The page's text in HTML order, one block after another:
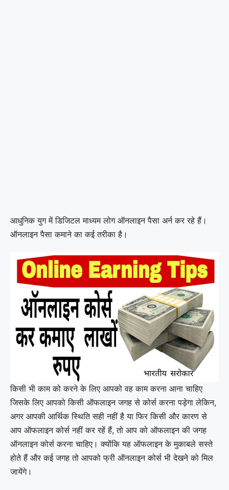
आधुनिक युग में डिजिटल माध्यम लोग ऑनलाइन पैसा अर्न कर रहे हैं।
ऑनलाइन पैसा कमाने का कई तरीका है।
किसी भी काम को करने के लिए आपको वह काम करना आना चाहिए
जिसके लिए आपको किसी ऑफलाइन जगह से कोर्स करना पड़ेगा लेकिन,
अगर आपकी आर्थिक स्थिति सही नहीं है या फिर किसी और कारण से
आप ऑफलाइन कोर्स नहीं कर रहें हैं, तो आप को ऑफलाइन की जगह
ऑनलाइन कोर्स करना चाहिए। क्योंकि यह ऑफलाइन के मुकाबले सस्ते
होते हैं और कई जगह तो आपको फ्री ऑनलाइन कोर्स भी देखने को मिल
जायेंगे।